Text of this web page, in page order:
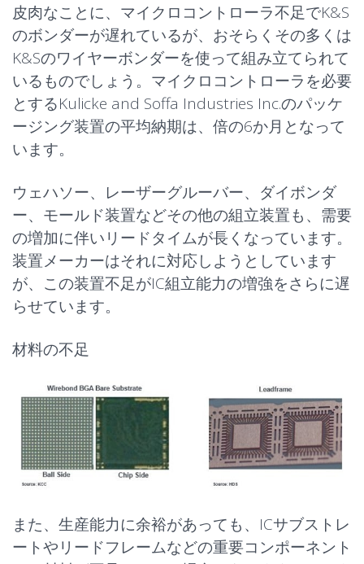
皮肉なことに、マイクロコントローラ不足でK&S
のボンダーが遅れているが、おそらくその多くは
K&Sのワイヤーボンダーを使って組み立てられて
いるものでしょう。マイクロコントローラを必要
とするKulicke and Soffa Industries Inc.のパッケ
ージング装置の平均納期は、倍の6か月となって
います。
ウェハソー、レーザーグルーバー、ダイボンダ
ー、モールド装置などその他の組立装置も、需要
の増加に伴いリードタイムが長くなっています。
装置メーカーはそれに対応しようとしています
が、この装置不足がIC組立能力の増強をさらに遅
らせています。
材料の不足
また、生産能力に余裕があっても、ICサブストレ
ートやリードフレームなどの重要コンポーネント